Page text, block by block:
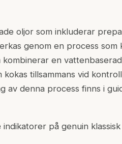
oljor som inkluderar
genom en process som
kombinerar en
kokas tillsammans vid
av denna process finns i
på genuin